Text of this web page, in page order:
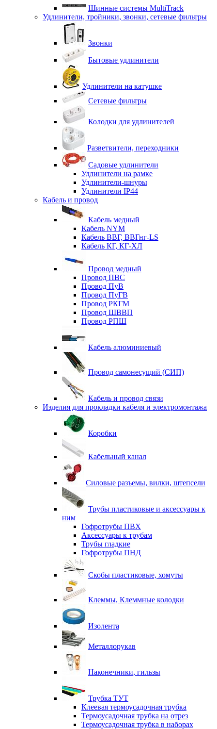
Шинные системы MultiTrack
Удлинители, тройники, звонки, сетевые фильтры
Звонки
Бытовые удлинители
Удлинители на катушке
Сетевые фильтры
Колодки для удлинителей
Разветвители, переходники
Садовые удлинители
Удлинители на рамке
Удлинители-шнуры
Удлинители IP44
Кабель и провод
Кабель медный
Кабель NYM
Кабель ВВГ, ВВГнг-LS
Кабель КГ, КГ-ХЛ
Провод медный
Провод ПВС
Провод ПуВ
Провод ПуГВ
Провод РКГМ
Провод ШВВП
Провод РПШ
Кабель алюминиевый
Провод самонесущий (СИП)
Кабель и провод связи
Изделия для прокладки кабеля и электромонтажа
Коробки
Кабельный канал
Силовые разъемы, вилки, штепсели
Трубы пластиковые и аксессуары к
ним
Гофротрубы ПВХ
Аксессуары к трубам
Трубы гладкие
Гофротрубы ПНД
Скобы пластиковые, хомуты
Клеммы, Клеммные колодки
Изолента
Металлорукав
Наконечники, гильзы
Трубка ТУТ
Клеевая термоусадочная трубка
Термоусадочная трубка на отрез
Термоусадочная трубка в наборах